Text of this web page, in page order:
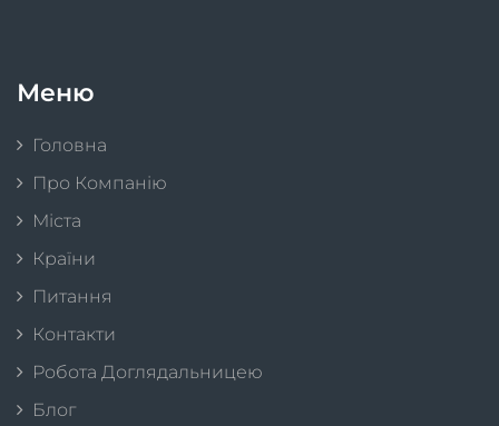
Меню
Головна
Про Компанію
Міста
Країни
Питання
Контакти
Робота Доглядальницею
Блог